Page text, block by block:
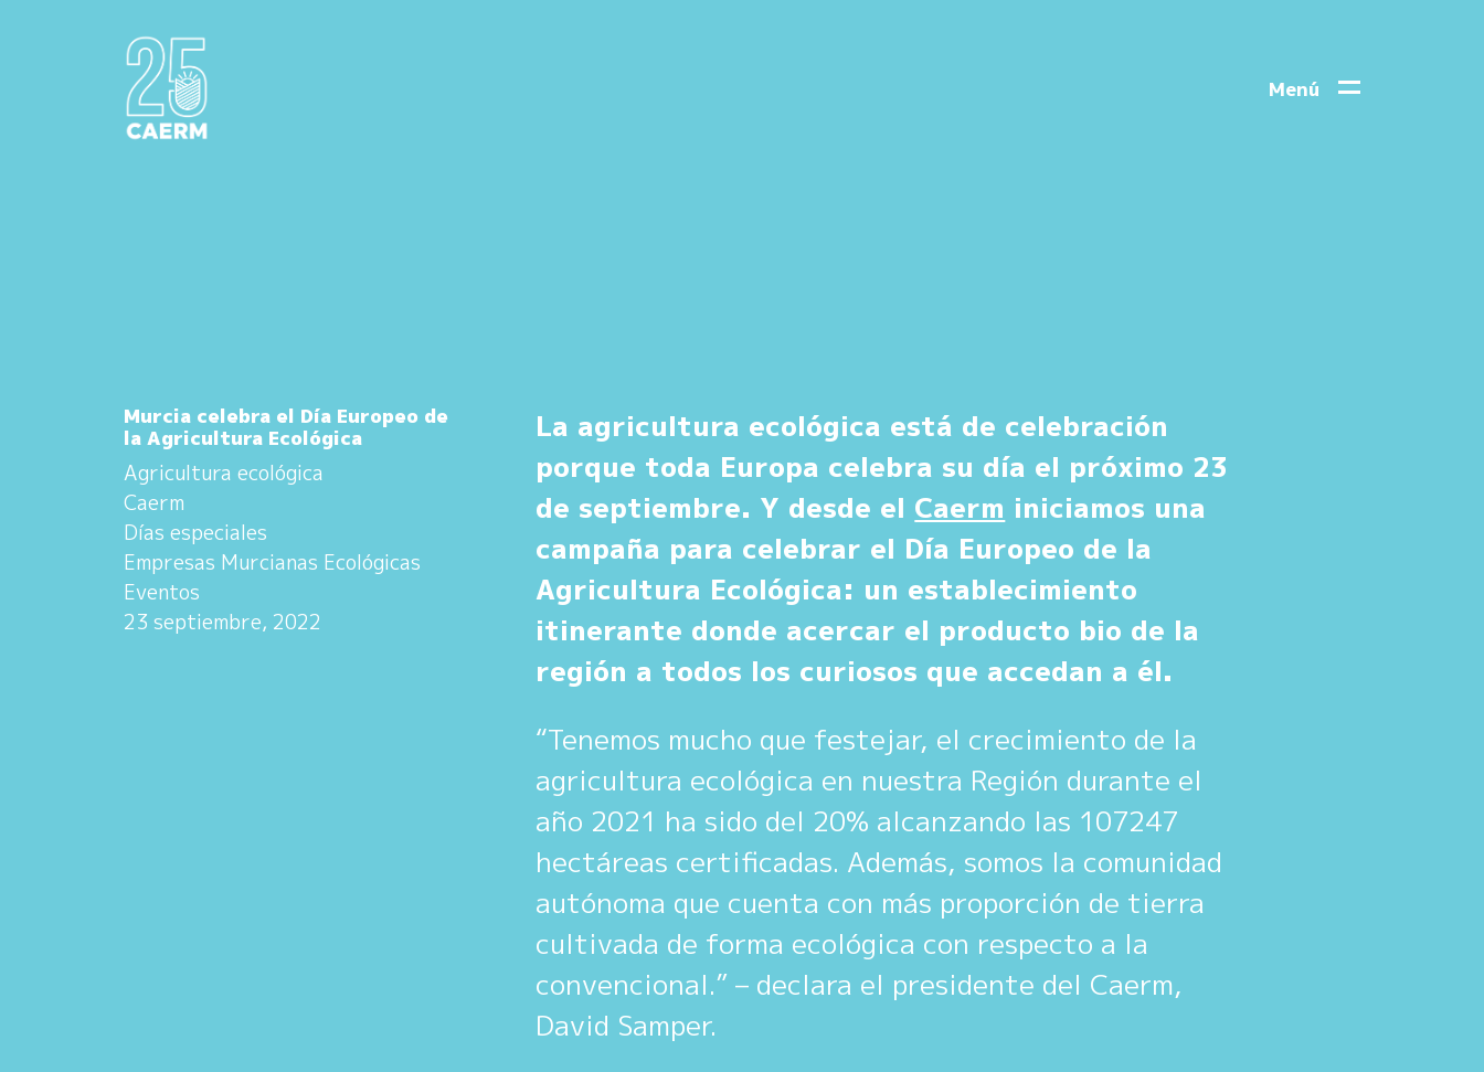
Menú
Murcia celebra el Día Europeo de
la Agricultura Ecológica
Agricultura ecológica
Caerm
Días especiales
Empresas Murcianas Ecológicas
Eventos
23 septiembre, 2022
La agricultura ecológica está de celebración
porque toda Europa celebra su día el próximo 23
de septiembre. Y desde el Caerm iniciamos una
campaña para celebrar el Día Europeo de la
Agricultura Ecológica: un establecimiento
itinerante donde acercar el producto bio de la
región a todos los curiosos que accedan a él.
“Tenemos mucho que festejar, el crecimiento de la
agricultura ecológica en nuestra Región durante el
año 2021 ha sido del 20% alcanzando las 107247
hectáreas certificadas. Además, somos la comunidad
autónoma que cuenta con más proporción de tierra
cultivada de forma ecológica con respecto a la
convencional.” – declara el presidente del Caerm,
David Samper.